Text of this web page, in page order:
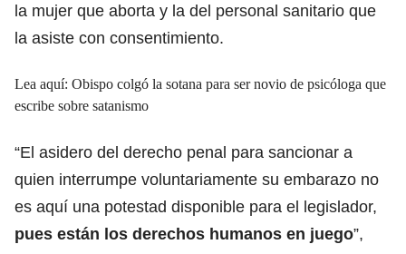
la mujer que aborta y la del personal sanitario que
la asiste con consentimiento.
Lea aquí: Obispo colgó la sotana para ser novio de psicóloga que
escribe sobre satanismo
“El asidero del derecho penal para sancionar a
quien interrumpe voluntariamente su embarazo no
es aquí una potestad disponible para el legislador,
pues están los derechos humanos en juego”,